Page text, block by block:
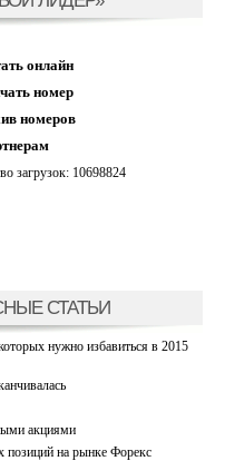
онлайн
номер
номеров
загрузок: 10698824
СТАТЬИ
нужно избавиться в 2015
акциями
позиций на рынке Форекс